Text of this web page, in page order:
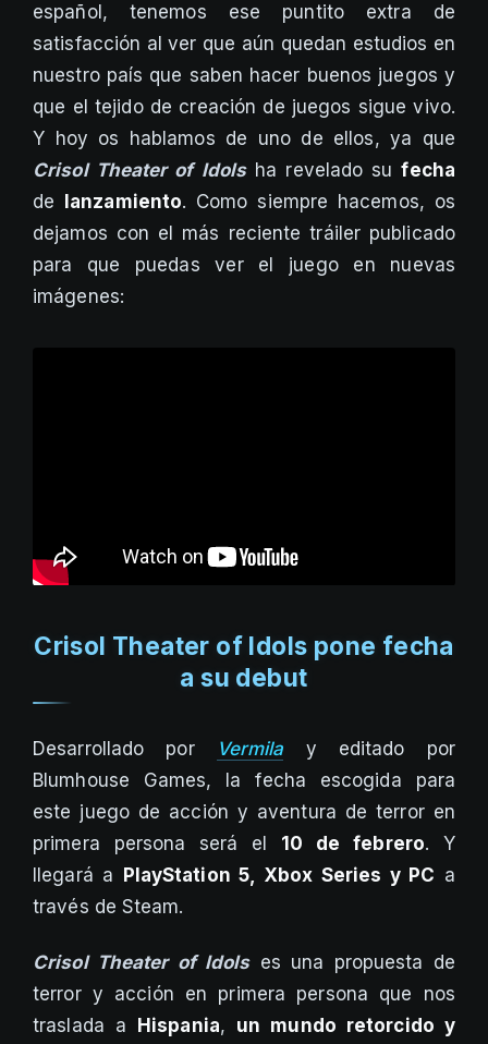
español, tenemos ese puntito extra de
satisfacción al ver que aún quedan estudios en
nuestro país que saben hacer buenos juegos y
que el tejido de creación de juegos sigue vivo.
Y hoy os hablamos de uno de ellos, ya que
Crisol Theater of Idolsha revelado sufecha
de
lanzamiento. Como siempre hacemos, os
dejamos con el más reciente tráiler publicado
para que puedas ver el juego en nuevas
imágenes:
Crisol Theater of Idols pone fecha
a su debut
Desarrollado por Vermila y editado por
Blumhouse Games, la fecha escogida para
este juego de acción y aventura de terror en
primera persona será el 10 de febrero. Y
llegará a PlayStation 5, Xbox Series y PC a
través de Steam.
Crisol Theater of Idolses una propuesta de
terror y acción en primera persona que nos
traslada a Hispania, un mundo retorcido y